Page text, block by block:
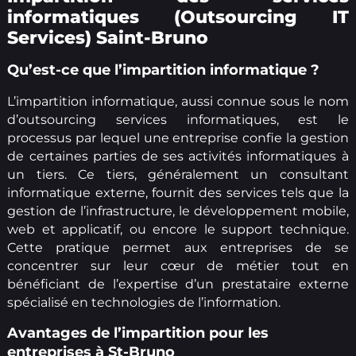
informatiques (Outsourcing IT
Services) Saint-Bruno
Qu’est-ce que l’impartition informatique ?
L’impartition informatique, aussi connue sous le nom
d’outsourcing services informatiques, est le
processus par lequel une entreprise confie la gestion
de certaines parties de ses activités informatiques à
un tiers. Ce tiers, généralement un consultant
informatique externe, fournit des services tels que la
gestion de l’infrastructure, le développement mobile,
web et applicatif, ou encore le support technique.
Cette pratique permet aux entreprises de se
concentrer sur leur cœur de métier tout en
bénéficiant de l’expertise d’un prestataire externe
spécialisé en technologies de l’information.
Avantages de l’impartition pour les
entreprises à St-Bruno